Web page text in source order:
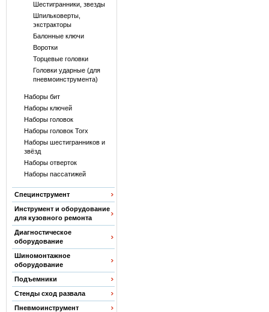
Шестигранники, звезды
Шпильковерты,
экстракторы
Балонные ключи
Воротки
Торцевые головки
Головки ударные (для
пневмоинструмента)
Наборы бит
Наборы ключей
Наборы головок
Наборы головок Torx
Наборы шестигранников и
звёзд
Наборы отверток
Наборы пассатижей
Специнструмент
Инструмент и оборудование
для кузовного ремонта
Диагностическое
оборудование
Шиномонтажное
оборудование
Подъемники
Стенды сход развала
Пневмоинструмент